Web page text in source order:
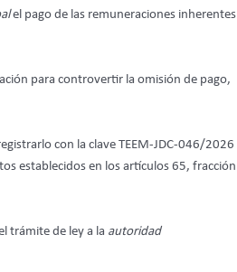
el pago de las remuneraciones inherentes
para controvertir la omisión de pago,
con la clave TEEM-JDC-046/2026
establecidos en los artículos 65, fracción
trámite de ley a la autoridad